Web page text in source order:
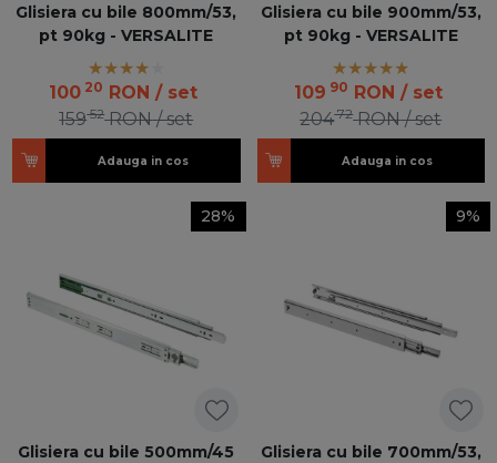
Glisiera cu bile 800mm/53,
pt 90kg - VERSALITE
100 20 RON / set
15952 RON / set
Adauga in cos
Glisiera cu bile 900mm/53,
pt 90kg - VERSALITE
109 90 RON / set
20472 RON / set
Adauga in cos
28%
Glisiera cu bile 500mm/45
9%
Glisiera cu bile 700mm/53,